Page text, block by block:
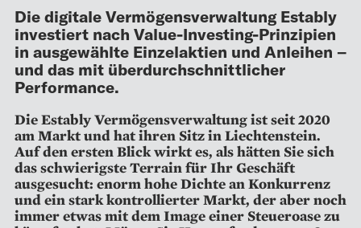
Die digitale Vermögensverwaltung Estably
investiert nach Value-Investing-Prinzipien
in ausgewählte Einzelaktien und Anleihen –
und das mit überdurchschnittlicher
Performance.
Die Estably Vermögensverwaltung ist seit 2020
am Markt und hat ihren Sitz in Liechtenstein.
Auf den ersten Blick wirkt es, als hätten Sie sich
das schwierigste Terrain für Ihr Geschäft
ausgesucht: enorm hohe Dichte an Konkurrenz
und ein stark kontrollierter Markt, der aber noch
immer etwas mit dem Image einer Steueroase zu